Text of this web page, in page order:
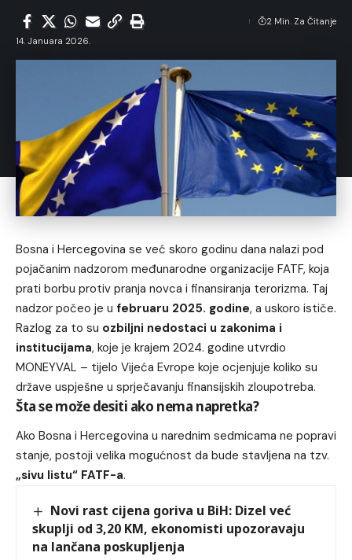
14. Januara 2026.
2 Min. Za Čitanje
Bosna i Hercegovina se već skoro godinu dana nalazi pod
pojačanim nadzorom međunarodne organizacije FATF, koja
prati borbu protiv pranja novca i finansiranja terorizma. Taj
nadzor počeo je u februaru 2025. godine, a uskoro ističe.
Razlog za to su ozbiljni nedostaci u zakonima i
institucijama, koje je krajem 2024. godine utvrdio
MONEYVAL – tijelo Vijeća Evrope koje ocjenjuje koliko su
države uspješne u sprječavanju finansijskih zloupotreba.
Šta se može desiti ako nema napretka?
Ako Bosna i Hercegovina u narednim sedmicama ne popravi
stanje, postoji velika mogućnost da bude stavljena na tzv.
„sivu listu“ FATF-a.
Novi rast cijena goriva u BiH: Dizel već
skuplji od 3,20 KM, ekonomisti upozoravaju
na lančana poskupljenja